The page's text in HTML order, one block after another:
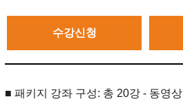
수강신청
■ 패키지 강좌 구성: 총 20강 - 동영